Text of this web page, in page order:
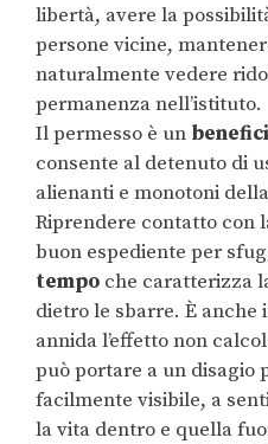
libertà, avere la
persone vicine,
naturalmente vedere
permanenza nell’istituto.
Il permesso è un
consente al detenuto di
alienanti e monotoni
Riprendere contatto con
buon espediente per
tempo che caratterizza
dietro le sbarre. È anche
annida l’effetto non
può portare a un disagio
facilmente visibile, a
la vita dentro e quella